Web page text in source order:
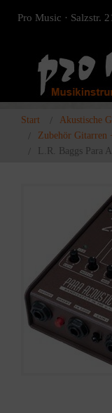
Pro Music · Salzstr.
Start
Akustische
Zubehör Gitarren
L.R. Baggs Para